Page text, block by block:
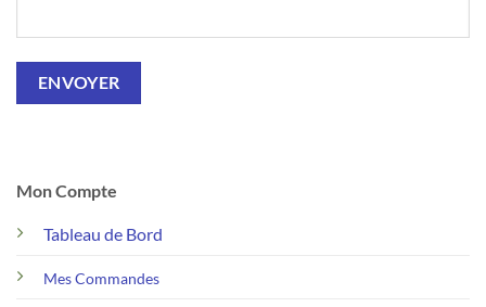
Mon Compte
Tableau de Bord
Mes Commandes